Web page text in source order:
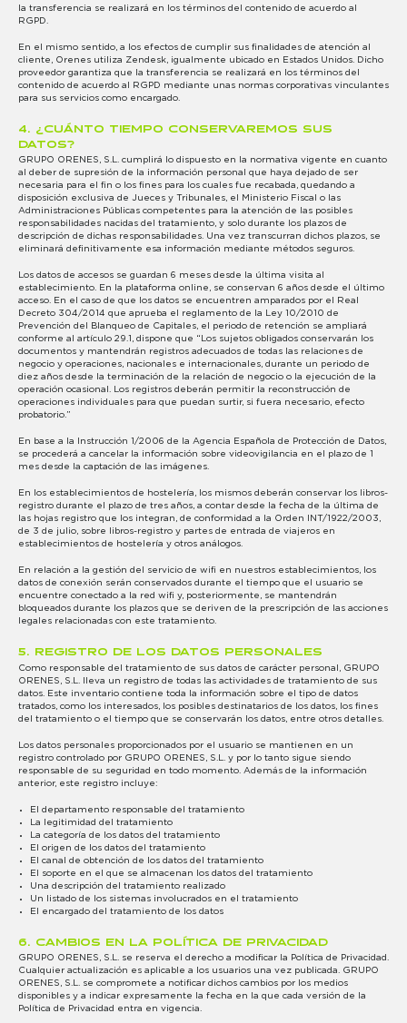
la transferencia se realizará en los términos del contenido de acuerdo al
RGPD.
En el mismo sentido, a los efectos de cumplir sus finalidades de atención al
cliente, Orenes utiliza Zendesk, igualmente ubicado en Estados Unidos. Dicho
proveedor garantiza que la transferencia se realizará en los términos del
contenido de acuerdo al RGPD mediante unas normas corporativas vinculantes
para sus servicios como encargado.
4. ¿CUÁNTO TIEMPO CONSERVAREMOS SUS
DATOS?
GRUPO ORENES, S.L. cumplirá lo dispuesto en la normativa vigente en cuanto
al deber de supresión de la información personal que haya dejado de ser
necesaria para el fin o los fines para los cuales fue recabada, quedando a
disposición exclusiva de Jueces y Tribunales, el Ministerio Fiscal o las
Administraciones Públicas competentes para la atención de las posibles
responsabilidades nacidas del tratamiento, y solo durante los plazos de
descripción de dichas responsabilidades. Una vez transcurran dichos plazos, se
eliminará definitivamente esa información mediante métodos seguros.
Los datos de accesos se guardan 6 meses desde la última visita al
establecimiento. En la plataforma online, se conservan 6 años desde el último
acceso. En el caso de que los datos se encuentren amparados por el Real
Decreto 304/2014 que aprueba el reglamento de la Ley 10/2010 de
Prevención del Blanqueo de Capitales, el periodo de retención se ampliará
conforme al artículo 29.1, dispone que “Los sujetos obligados conservarán los
documentos y mantendrán registros adecuados de todas las relaciones de
negocio y operaciones, nacionales e internacionales, durante un periodo de
diez años desde la terminación de la relación de negocio o la ejecución de la
operación ocasional. Los registros deberán permitir la reconstrucción de
operaciones individuales para que puedan surtir, si fuera necesario, efecto
probatorio.”
En base a la Instrucción 1/2006 de la Agencia Española de Protección de Datos,
se procederá a cancelar la información sobre videovigilancia en el plazo de 1
mes desde la captación de las imágenes.
En los establecimientos de hostelería, los mismos deberán conservar los libros-
registro durante el plazo de tres años, a contar desde la fecha de la última de
las hojas registro que los integran, de conformidad a la Orden INT/1922/2003,
de 3 de julio, sobre libros-registro y partes de entrada de viajeros en
establecimientos de hostelería y otros análogos.
En relación a la gestión del servicio de wifi en nuestros establecimientos, los
datos de conexión serán conservados durante el tiempo que el usuario se
encuentre conectado a la red wifi y, posteriormente, se mantendrán
bloqueados durante los plazos que se deriven de la prescripción de las acciones
legales relacionadas con este tratamiento.
5. REGISTRO DE LOS DATOS PERSONALES
Como responsable del tratamiento de sus datos de carácter personal, GRUPO
ORENES, S.L. lleva un registro de todas las actividades de tratamiento de sus
datos. Este inventario contiene toda la información sobre el tipo de datos
tratados, como los interesados, los posibles destinatarios de los datos, los fines
del tratamiento o el tiempo que se conservarán los datos, entre otros detalles.
Los datos personales proporcionados por el usuario se mantienen en un
registro controlado por GRUPO ORENES, S.L. y por lo tanto sigue siendo
responsable de su seguridad en todo momento. Además de la información
anterior, este registro incluye:
El departamento responsable del tratamiento
La legitimidad del tratamiento
La categoría de los datos del tratamiento
El origen de los datos del tratamiento
El canal de obtención de los datos del tratamiento
El soporte en el que se almacenan los datos del tratamiento
Una descripción del tratamiento realizado
Un listado de los sistemas involucrados en el tratamiento
El encargado del tratamiento de los datos
6. CAMBIOS EN LA POLÍTICA DE PRIVACIDAD
GRUPO ORENES, S.L. se reserva el derecho a modificar la Política de Privacidad.
Cualquier actualización es aplicable a los usuarios una vez publicada. GRUPO
ORENES, S.L. se compromete a notificar dichos cambios por los medios
disponibles y a indicar expresamente la fecha en la que cada versión de la
Política de Privacidad entra en vigencia.